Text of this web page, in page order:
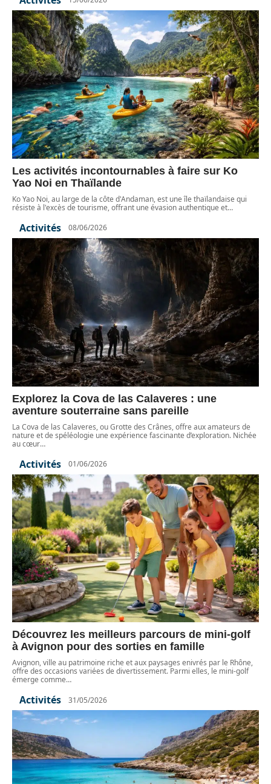
Les activités incontournables à faire sur Ko
Yao Noi en Thaïlande
Ko Yao Noi, au large de la côte d'Andaman, est une île thaïlandaise qui
résiste à l'excès de tourisme, offrant une évasion authentique et…
Activités 08/06/2026
Explorez la Cova de las Calaveres : une
aventure souterraine sans pareille
La Cova de las Calaveres, ou Grotte des Crânes, offre aux amateurs de
nature et de spéléologie une expérience fascinante d’exploration. Nichée
au cœur…
Activités 01/06/2026
Découvrez les meilleurs parcours de mini-golf
à Avignon pour des sorties en famille
Avignon, ville au patrimoine riche et aux paysages enivrés par le Rhône,
offre des occasions variées de divertissement. Parmi elles, le mini-golf
émerge comme…
Activités 31/05/2026